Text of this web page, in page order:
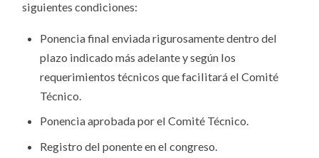
siguientes condiciones:
Ponencia final enviada rigurosamente dentro del
plazo indicado más adelante y según los
requerimientos técnicos que facilitará el Comité
Técnico.
Ponencia aprobada por el Comité Técnico.
Registro del ponente en el congreso.